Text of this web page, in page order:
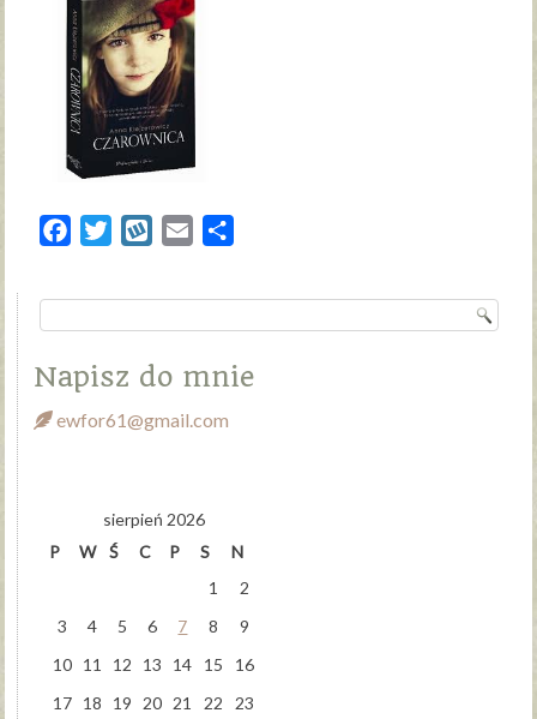
FacebookTwitterWykopEmail
Napisz do mnie
ewfor61@gmail.com
sierpień 2026
P
W Ś C P S
N
1
2
3
4 5 6 7 8
9
10 11 12 13 14 15
16
17 18 19 20 21 22
23